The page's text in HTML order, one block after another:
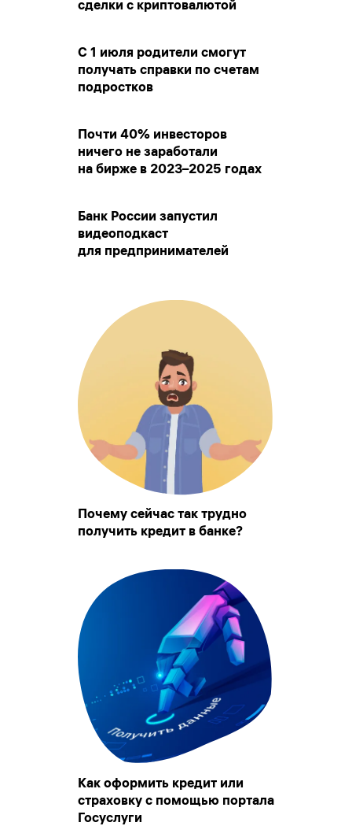
сделки с криптовалютой
С 1 июля родители смогут
получать справки по счетам
подростков
Почти 40% инвесторов
ничего не заработали
на бирже в 2023–2025 годах
Банк России запустил
видеоподкаст
для предпринимателей
Почему сейчас так трудно
получить кредит в банке?
Как оформить кредит или
страховку с помощью портала
Госуслуги